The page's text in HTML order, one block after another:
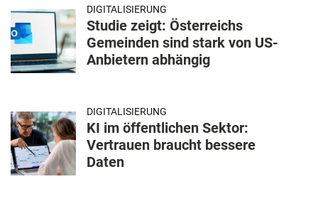
DIGITALISIERUNG
Studie zeigt: Österreichs
Gemeinden sind stark von US-
Anbietern abhängig
DIGITALISIERUNG
KI im öffentlichen Sektor:
Vertrauen braucht bessere
Daten